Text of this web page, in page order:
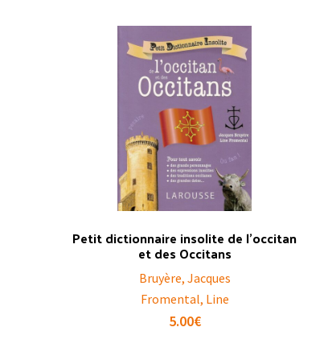
Petit dictionnaire insolite de l’occitan
et des Occitans
Bruyère, Jacques
Fromental, Line
5.00€